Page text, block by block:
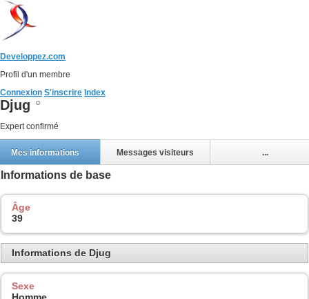
Developpez.com
Profil d'un membre
Connexion S'inscrire Index
Djug
Expert confirmé
Mes informations Messages visiteurs ...
Informations de base
Âge
39
Informations de Djug
Sexe